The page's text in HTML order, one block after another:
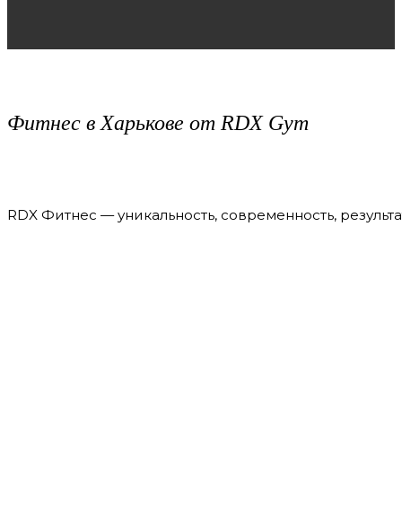
Фитнес в Харькове от RDX Gym
RDX Фитнес — уникальность, современность,